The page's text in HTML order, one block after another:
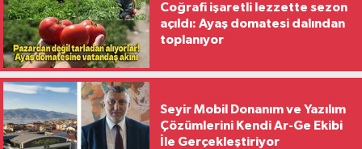
Coğrafi işaretli lezzette sezon
açıldı: Ayaş domatesi dalından
toplanıyor
Seyir Mobil Donanım ve Yazılım
Çözümlerini Kendi Ar-Ge Ekibi
İle Gerçekleştiriyor